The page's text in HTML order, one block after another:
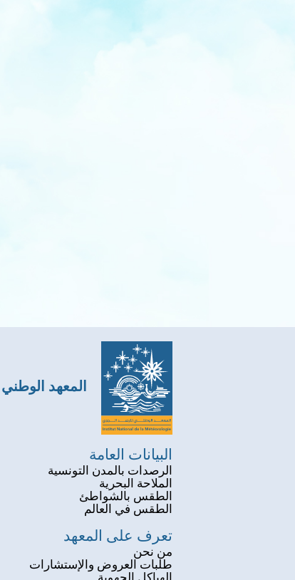
المعهد
البيانات العامة
الرصدات بالمدن التونسية
الملاحة البحرية
الطقس بالشواطئ
الطقس في العالم
تعرف على المعهد
من نحن
طلبات العروض والإستشارات